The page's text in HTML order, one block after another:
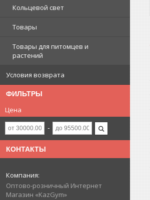
Кольцевой свет
Товары
Товары для питомцев и
растений
Условия возврата
ФИЛЬТРЫ
Цена
КОНТАКТЫ
Оптово-розничный Интернет
Магазин «KazGym»